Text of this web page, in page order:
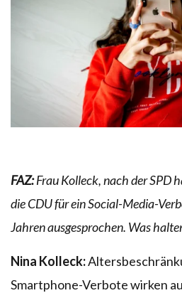
FAZ:Frau Kolleck, nach der SPD
die CDU für ein Social-Media-
Jahren ausgesprochen. Was
Nina Kolleck:
Smartphone-Verbote wirken